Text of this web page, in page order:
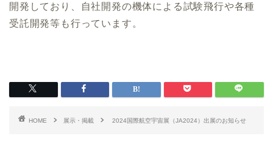
開発しており、自社開発の機体による試験飛行や各種
受託開発等も行っています。
HOME 展示・掲載 2024国際航空宇宙展（JA2024）出展のお知らせ